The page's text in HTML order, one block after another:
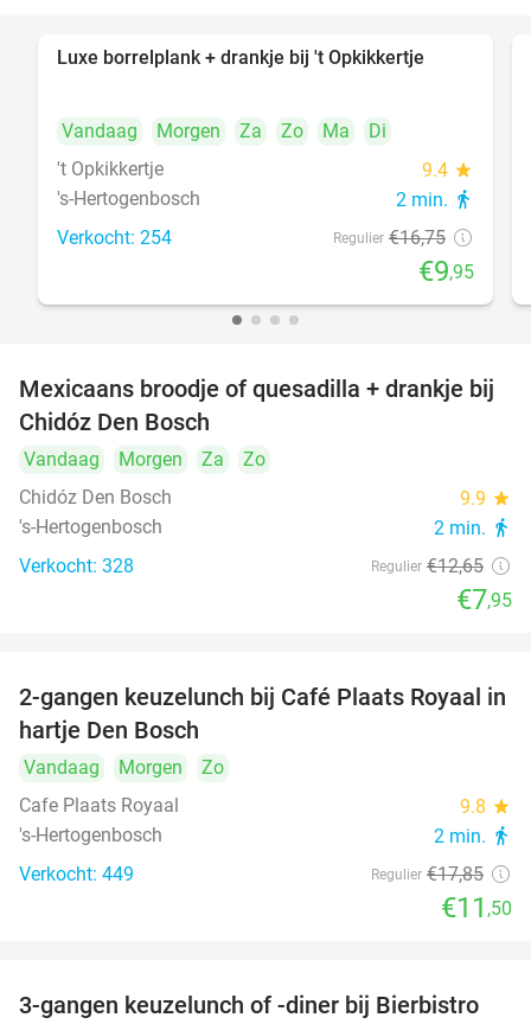
Luxe borrelplank + drankje bij 't Opkikkertje
Vandaag Morgen Za Zo Ma
Di
't Opkikkertje
9.4 star
's-Hertogenbosch 2 min. directions_walk
Verkocht: 254 Regulier €16,75
€9,95
37%
Mexicaans broodje of quesadilla + drankje bij
Chidóz Den Bosch
Vandaag Morgen Za
Zo
Chidóz Den Bosch
9.9 star
's-Hertogenbosch 2 min. directions_walk
Verkocht: 328 Regulier €12,65
€7,95
36%
2-gangen keuzelunch bij Café Plaats Royaal in
hartje Den Bosch
Vandaag Morgen
Zo
Cafe Plaats Royaal
9.8 star
's-Hertogenbosch 2 min. directions_walk
Verkocht: 449 Regulier €17,85
€11 ,50
41%
3-gangen keuzelunch of -diner bij Bierbistro